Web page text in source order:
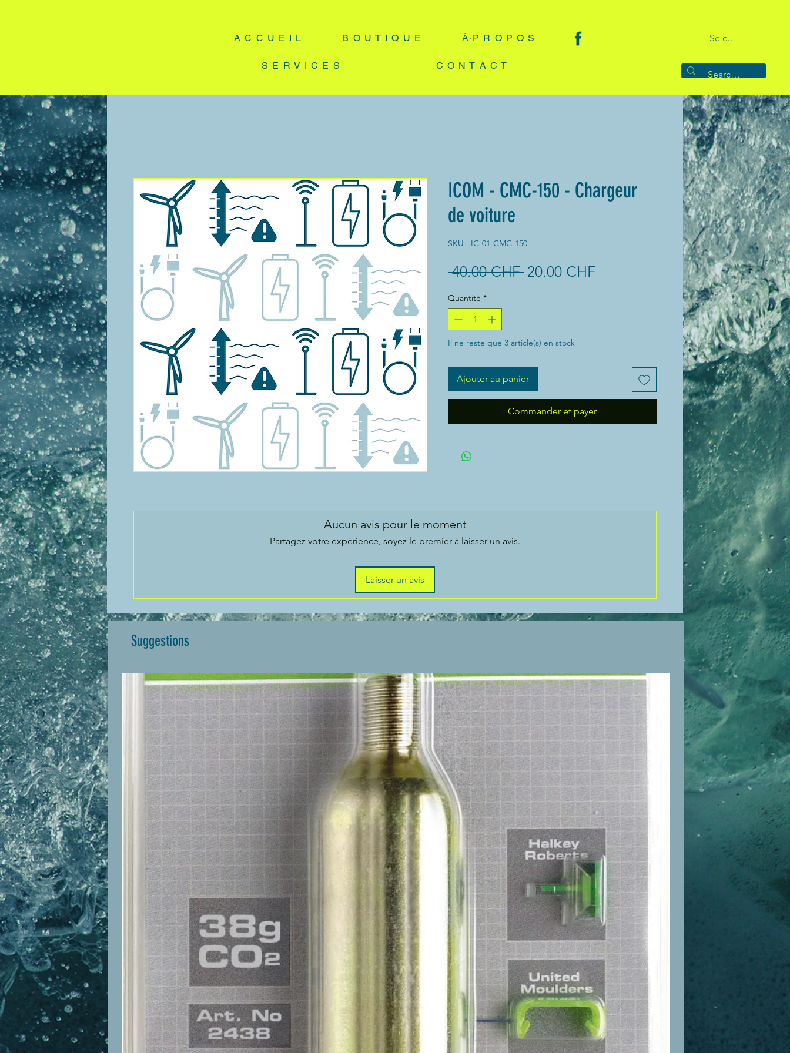
Se connecter
A C C U E I L B O U T I Q U E À·P R O P O S
S E R V I C E S C O N T A C T
ICOM - CMC-150 - Chargeur
de voiture
SKU : IC-01-CMC-150
40.00 CHF Prix
20.00 CHF
promotionnel
Quantité *
Il ne reste que 3 article(s) en stock
Ajouter au panier
Commander et payer
Aucun avis pour le moment
Partagez votre expérience, soyez le premier à laisser un avis.
Laisser un avis
Suggestions